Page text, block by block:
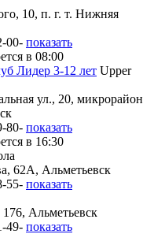
10, п. г. т. Нижняя
00- показать
в 08:00
Лидер 3-12 лет Upper
ул., 20, микрорайон
80- показать
в 16:30
62А, Альметьевск
55- показать
Альметьевск
49- показать